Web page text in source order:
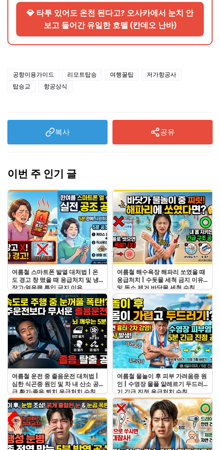
💎 타투 있어도 온천 된다고? 오사카에서 눈치 안
보고 들어간 유일한 호텔 (칸데오 난바)
공항이용가이드 리모트탑승 여행꿀팁
저가항공사
탑승교
항공상식
복사 공유
이번 주 인기 글
여름철 스마트폰 발열 대처법 | 온
도 경고 창 떴을 때 응급처치 및 냉
장고·얼음팩 투입 금지 이유
여름철 해수욕장 해파리 쏘였을 때
응급처치 | 수돗물 세척 금지 이유
및 독소 제거 바닷물 세척 수칙
여름철 운전 중 졸음운전 대처법 |
심한 식곤증 원인 및 차 내 산소 공
급 환기·졸음 퇴치 응급처치 수칙
여름철 물놀이 후 피부 가려움증 원
인 | 수영장 물풀 알레르기 두드러
기 긴급 진정 응급처치 수칙